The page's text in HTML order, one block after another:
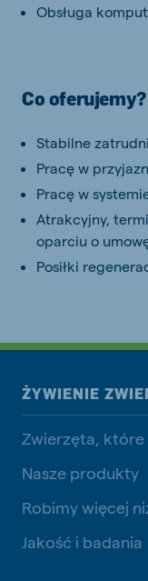
Obsługa
Co oferujemy?
Stabilne
Pracę w
Pracę w
Atrakcyjny,
oparciu o
Posiłki
ŻYWIENIE
Zwierzęta, które
Nasze produkty
Robimy więcej
Jakość i badania